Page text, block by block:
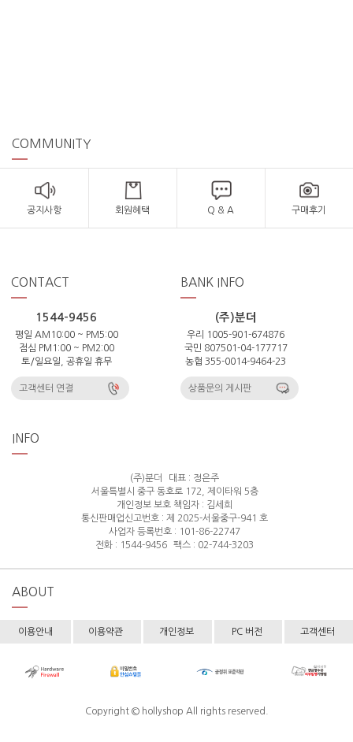
COMMUNITY
공지사항 회원혜택 Q & A 구매후기
CONTACT
1544-9456
평일 AM10:00 ~ PM5:00
점심 PM1:00 ~ PM2:00
토/일요일, 공휴일 휴무
고객센터 연결
BANK INFO
(주)분더
우리 1005-901-674876
국민 807501-04-177717
농협 355-0014-9464-23
상품문의 게시판
INFO
(주)분더
대표 : 정은주
서울특별시 중구 동호로 172, 제이타워 5층
개인정보 보호 책임자 : 김세희
통신판매업신고번호 : 제 2025-서울중구-941 호
사업자 등록번호 : 101-86-22747
전화 : 1544-9456
팩스 : 02-744-3203
ABOUT
이용안내 이용약관 개인정보 PC 버전 고객센터
Copyright © hollyshop All rights reserved.